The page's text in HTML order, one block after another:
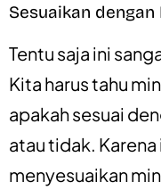
Sesuaikan
Tentu saja ini
Kita harus tahu
apakah sesuai
atau tidak.
menyesuaikan